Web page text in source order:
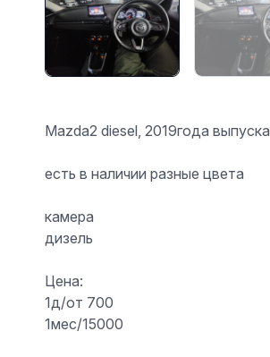
Mazda2 diesel, 2019года выпуска
есть в наличии разные цвета
️камера
дизель
Цена:
1д/от 700
1мес/15000